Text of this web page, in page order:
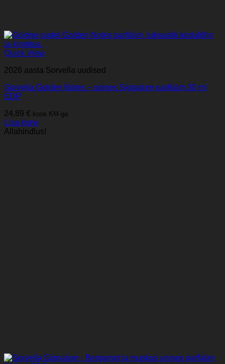
Quick View
2026 aasta Sorvella uudised
Sorvella Golden Notes – unisex Signature parfüüm 30 ml
EDP
24,89 € koos KM-ga
Lisa korvi
Allahindlus!